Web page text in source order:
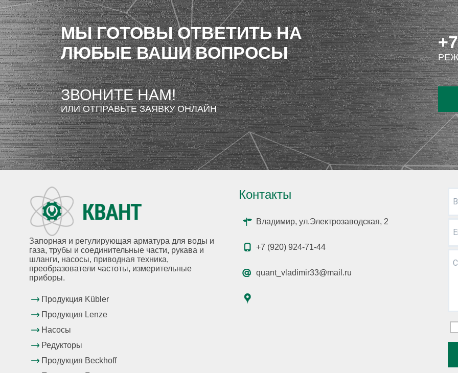
МЫ ГОТОВЫ ОТВЕТИТЬ НА
ЛЮБЫЕ ВАШИ ВОПРОСЫ
ЗВОНИТЕ НАМ!
ИЛИ ОТПРАВЬТЕ ЗАЯВКУ ОНЛАЙН
Запорная и регулирующая арматура для воды и
газа, трубы и соединительные части, рукава и
шланги, насосы, приводная техника,
преобразователи частоты, измерительные
приборы.
Продукция Kübler
Продукция Lenze
Насосы
Редукторы
Продукция Beckhoff
Контакты
Владимир, ул.Электрозаводская, 2
+7 (920) 924-71-44
quant_vladimir33@mail.ru